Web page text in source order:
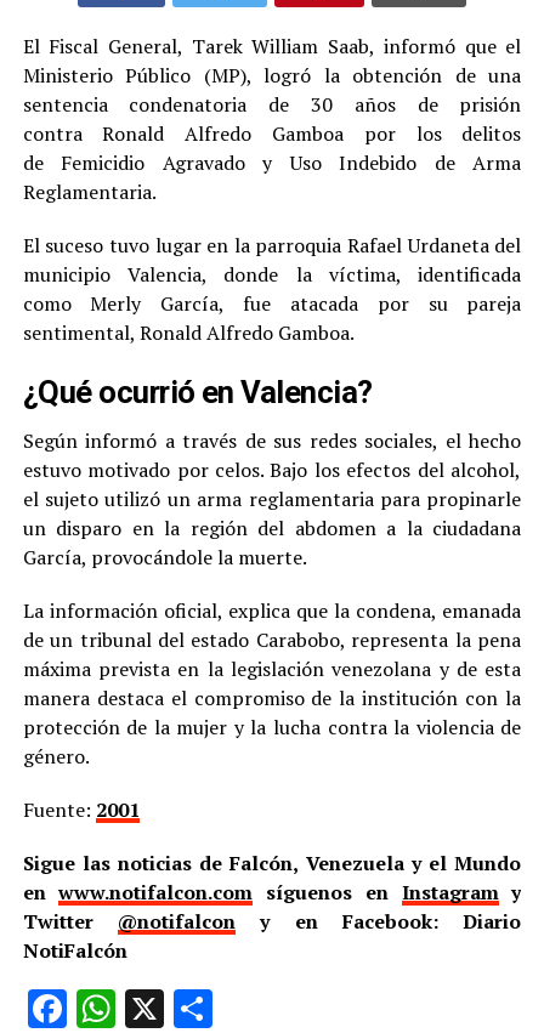
El Fiscal General, Tarek William Saab, informó que el
Ministerio Público (MP), logró la obtención de una
sentencia condenatoria de 30 años de prisión
contra Ronald Alfredo Gamboa por los delitos
de Femicidio Agravado y Uso Indebido de Arma
Reglamentaria.
El suceso tuvo lugar en la parroquia Rafael Urdaneta del
municipio Valencia, donde la víctima, identificada
como Merly García, fue atacada por su pareja
sentimental, Ronald Alfredo Gamboa.
¿Qué ocurrió en Valencia?
Según informó a través de sus redes sociales, el hecho
estuvo motivado por celos. Bajo los efectos del alcohol,
el sujeto utilizó un arma reglamentaria para propinarle
un disparo en la región del abdomen a la ciudadana
García, provocándole la muerte.
La información oficial, explica que la condena, emanada
de un tribunal del estado Carabobo, representa la pena
máxima prevista en la legislación venezolana y de esta
manera destaca el compromiso de la institución con la
protección de la mujer y la lucha contra la violencia de
género.
Fuente: 2001
Sigue las noticias de Falcón, Venezuela y el Mundo
enwww.notifalcon.com síguenos en Instagramy
Twitter @notifalcon y en Facebook: Diario
NotiFalcón
Facebook
WhatsApp
X Compartir